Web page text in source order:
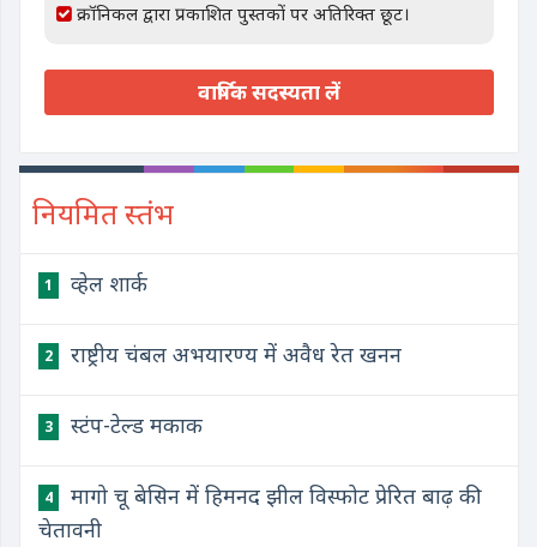
क्रॉनिकल द्वारा प्रकाशित पुस्तकों पर अतिरिक्त छूट।
वार्षिक सदस्यता लें
नियमित स्तंभ
1 व्हेल शार्क
2 राष्ट्रीय चंबल अभयारण्य में अवैध रेत खनन
3 स्टंप-टेल्ड मकाक
4
मागो चू बेसिन में हिमनद झील विस्फोट प्रेरित बाढ़ की
चेतावनी